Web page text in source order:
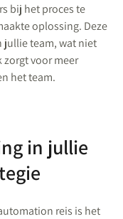
bij het proces te
oplossing. Deze
jullie team, wat niet
voor meer
het team.
in jullie
reis is het